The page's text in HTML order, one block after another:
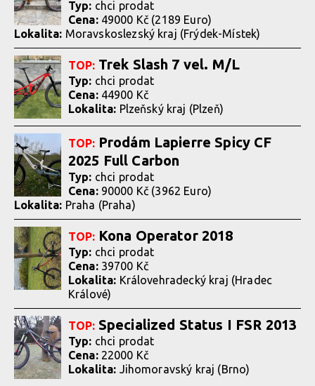
Typ: chci prodat
Cena: 49000 Kč (2189 Euro)
Lokalita: Moravskoslezský kraj (Frýdek-Místek)
TOP: Trek Slash 7 vel. M/L
Typ: chci prodat
Cena: 44900 Kč
Lokalita: Plzeňský kraj (Plzeň)
TOP: Prodám Lapierre Spicy CF
2025 Full Carbon
Typ: chci prodat
Cena: 90000 Kč (3962 Euro)
Lokalita: Praha (Praha)
TOP: Kona Operator 2018
Typ: chci prodat
Cena: 39700 Kč
Lokalita: Královehradecký kraj (Hradec
Králové)
TOP: Specialized Status I FSR 2013
Typ: chci prodat
Cena: 22000 Kč
Lokalita: Jihomoravský kraj (Brno)